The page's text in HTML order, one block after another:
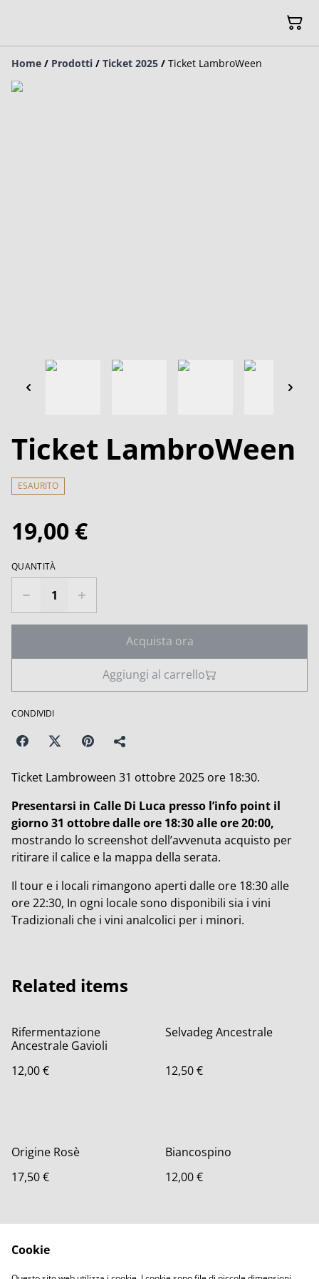
Home / Prodotti / Ticket 2025 / Ticket LambroWeen
Ticket LambroWeen
ESAURITO
19,00 €
QUANTITÀ
Acquista ora
Aggiungi al carrello
CONDIVIDI
Ticket Lambroween 31 ottobre 2025 ore 18:30.
Presentarsi in Calle Di Luca presso l’info point il
giorno 31 ottobre dalle ore 18:30 alle ore 20:00,
mostrando lo screenshot dell’avvenuta acquisto per
ritirare il calice e la mappa della serata.
Il tour e i locali rimangono aperti dalle ore 18:30 alle
ore 22:30, In ogni locale sono disponibili sia i vini
Tradizionali che i vini analcolici per i minori.
Related items
Rifermentazione
Ancestrale Gavioli
12,00 €
Selvadeg Ancestrale
12,50 €
Origine Rosè
17,50 €
Biancospino
12,00 €
Cookie